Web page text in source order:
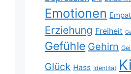
Emotionen
Erziehung Freiheit
Gefühle Gehirn
Glück Hass Identität